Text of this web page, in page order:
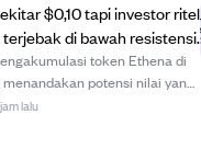
$0,10 tapi investor ritel
di bawah resistensi.
token Ethena di
potensi nilai yang
besar. Namun, harga tetap
lalu